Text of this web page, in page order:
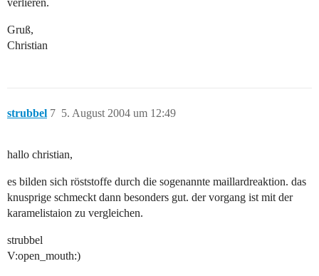
verlieren.
Gruß,
Christian
strubbel 5. August 2004 um 12:49
7
hallo christian,
es bilden sich röststoffe durch die sogenannte maillardreaktion. das
knusprige schmeckt dann besonders gut. der vorgang ist mit der
karamelistaion zu vergleichen.
strubbel
V:open_mouth:)